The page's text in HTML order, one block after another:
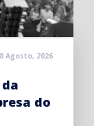
8 Agosto, 2026
do